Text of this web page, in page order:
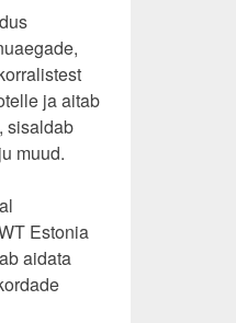
ja aitab
sisaldab
muud.
Estonia
aidata